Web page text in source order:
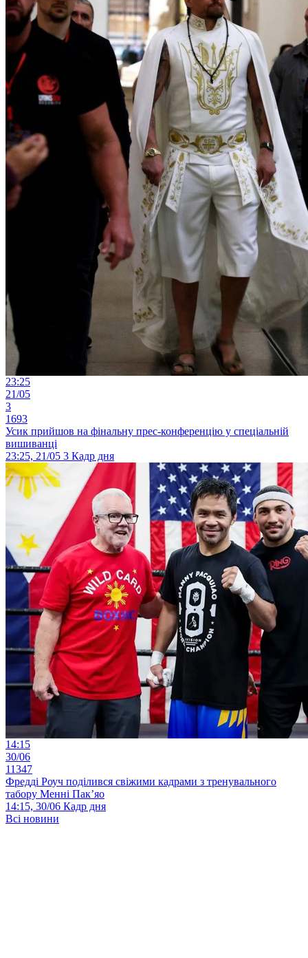
23:25
21/05
3
1693
Усик прийшов на фінальну прес-конференцію у спеціальній
вишиванці
23:25, 21/05 3 Кадр дня
14:15
30/06
11347
Фредді Роуч поділився свіжими кадрами з тренувального
табору Менні Пак’яо
14:15, 30/06 Кадр дня
Всі новини